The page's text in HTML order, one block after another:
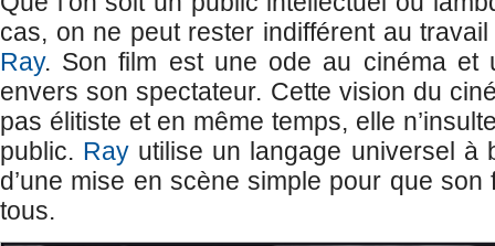
cas, on ne peut rester indifférent au
Ray. Son film est une ode au cinéma et
envers son spectateur. Cette vision du
pas élitiste et en même temps, elle
public. Ray utilise un langage universel à
d’une mise en scène simple pour que
tous.